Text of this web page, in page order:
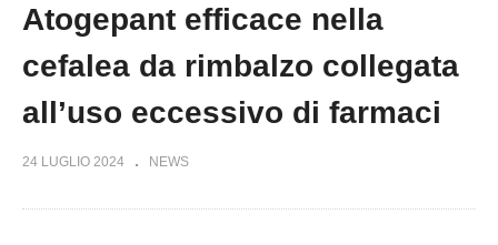
Atogepant efficace nella
cefalea da rimbalzo collegata
all’uso eccessivo di farmaci
24 LUGLIO 2024 NEWS